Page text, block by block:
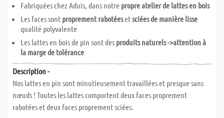
Fabriquées chez Aduis, dans notre propre atelier de lattes en bois
Les faces sont proprement rabotéesetsciées de manière lisse
qualité polyvalente
Les lattes en bois de pin sont des produits naturels ->attention à
la marge de tolérance
Description -
Nos lattes en pin sont minutieusement travaillées et presque sans
nœuds ! Toutes les lattes comportent deux faces proprement
rabotées et deux faces proprement sciées.